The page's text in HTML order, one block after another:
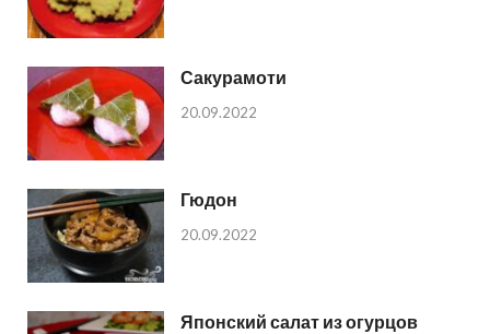
Сакурамоти
20.09.2022
Гюдон
20.09.2022
Японский салат из огурцов